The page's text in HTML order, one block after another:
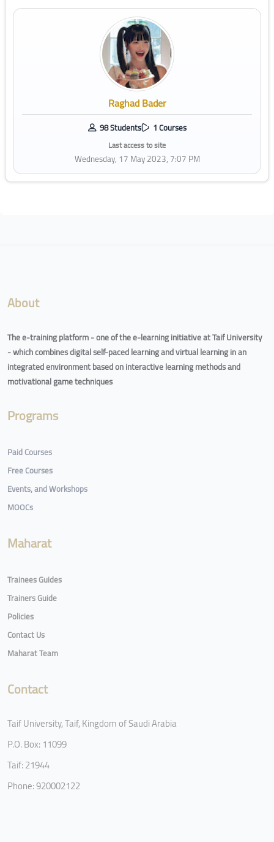
Raghad Bader
98 Students 1 Courses
Last access to site
Wednesday, 17 May 2023, 7:07 PM
About
The e-training platform - one of the e-learning initiative at Taif University
- which combines digital self-paced learning and virtual learning in an
integrated environment based on interactive learning methods and
motivational game techniques
Programs
Paid Courses
Free Courses
Events, and Workshops
MOOCs
Maharat
Trainees Guides
Trainers Guide
Policies
Contact Us
Maharat Team
Contact
Taif University, Taif, Kingdom of Saudi Arabia
P.O. Box: 11099
Taif: 21944
Phone: 920002122